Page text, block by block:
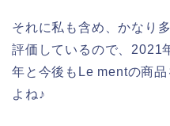
それに私も含め、かなり
評価しているので、2021
年と今後もLe mentの商
よね♪